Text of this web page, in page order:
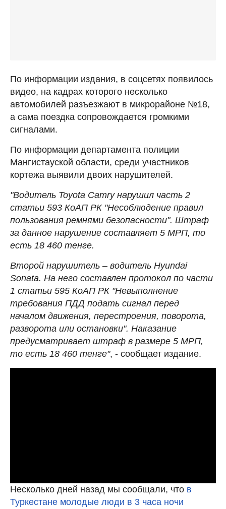
По информации издания, в соцсетях появилось
видео, на кадрах которого несколько
автомобилей разъезжают в микрорайоне №18,
а сама поездка сопровождается громкими
сигналами.
По информации департамента полиции
Мангистауской области, среди участников
кортежа выявили двоих нарушителей.
"Водитель Toyota Camry нарушил часть 2
статьи 593 КоАП РК "Несоблюдение правил
пользования ремнями безопасности". Штраф
за данное нарушение составляет 5 МРП, то
есть 18 460 тенге.
Второй нарушитель – водитель Hyundai
Sonata. На него составлен протокол по части
1 статьи 595 КоАП РК "Невыполнение
требования ПДД подать сигнал перед
началом движения, перестроения, поворота,
разворота или остановки". Наказание
предусматривает штраф в размере 5 МРП,
то есть 18 460 тенге", - сообщает издание.
Несколько дней назад мы сообщали, что в
Туркестане молодые люди в 3 часа ночи